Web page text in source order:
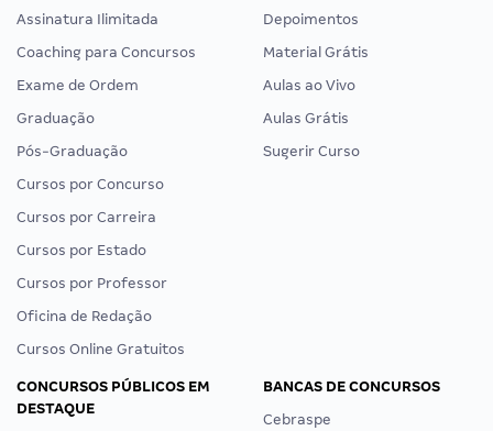
Assinatura Ilimitada
Coaching para Concursos
Exame de Ordem
Graduação
Pós-Graduação
Cursos por Concurso
Cursos por Carreira
Cursos por Estado
Cursos por Professor
Oficina de Redação
Cursos Online Gratuitos
Depoimentos
Material Grátis
Aulas ao Vivo
Aulas Grátis
Sugerir Curso
CONCURSOS PÚBLICOS EM
DESTAQUE
BANCAS DE CONCURSOS
Cebraspe